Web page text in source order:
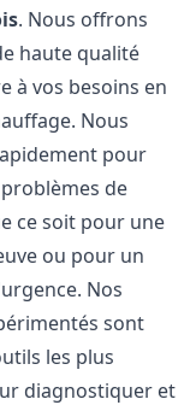
. Nous offrons
haute qualité
à vos besoins en
Nous
pour
de
ce soit pour une
ou pour un
Nos
sont
les plus
diagnostiquer et